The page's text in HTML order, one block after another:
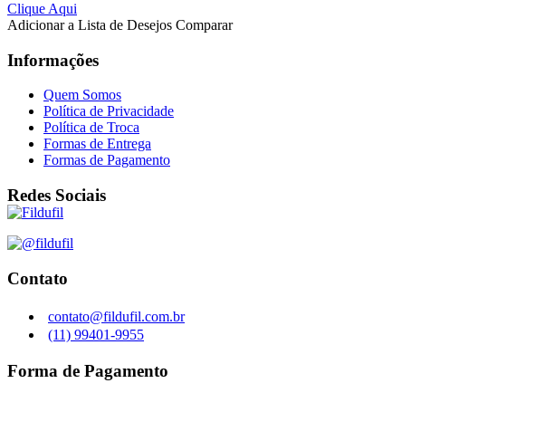
Clique Aqui
Adicionar a Lista de Desejos Comparar
Informações
Quem Somos
Política de Privacidade
Política de Troca
Formas de Entrega
Formas de Pagamento
Redes Sociais
Contato
contato@fildufil.com.br
(11) 99401-9955
Forma de Pagamento